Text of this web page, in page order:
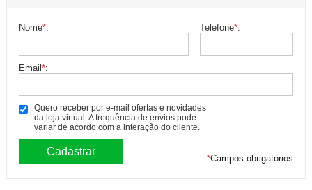
Nome*: Telefone*:
Email*:
Quero receber por e-mail ofertas e novidades
da loja virtual. A frequência de envios pode
variar de acordo com a interação do cliente.
*Campos obrigatórios